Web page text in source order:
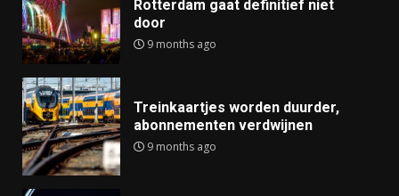
Rotterdam gaat definitief niet
door
9 months ago
Treinkaartjes worden duurder,
abonnementen verdwijnen
9 months ago